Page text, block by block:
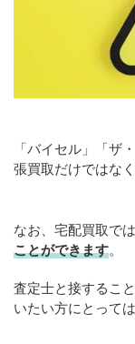
「バイセル」「ザ
張買取だけではな
なお、宅配買取では
ことができます。
査定士と接するこ
いたい方にとって